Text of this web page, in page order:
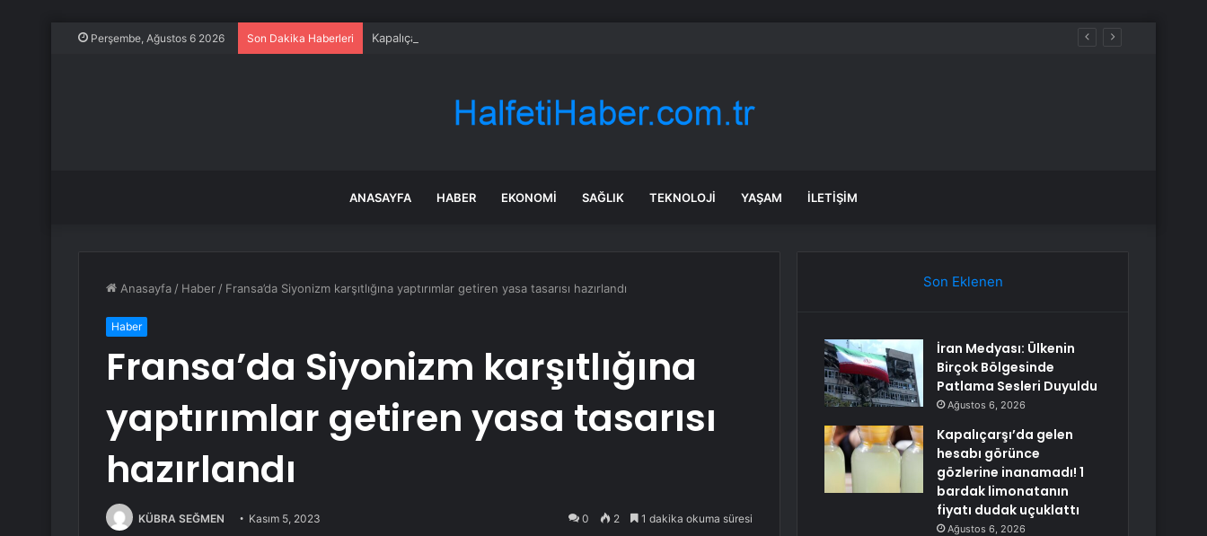
Perşembe, Ağustos 6 2026 Son Dakika Haberleri Kapalıçarşı’da gelen hesabı görünce gözlerine inanamadı! 1 bardak limonatanın fiyatı dudak uçuklattı
ANASAYFA HABER EKONOMI SAĞLIK TEKNOLOJI YAŞAM İLETIŞIM
Anasayfa / Haber / Fransa’da Siyonizm karşıtlığına yaptırımlar getiren yasa tasarısı hazırlandı
Haber
Fransa’da Siyonizm karşıtlığına
yaptırımlar getiren yasa tasarısı
hazırlandı
KÜBRA SEĞMEN Kasım 5, 2023 0 2 1 dakika okuma süresi
Son Eklenen
İran Medyası: Ülkenin
Birçok Bölgesinde
Patlama Sesleri Duyuldu
Ağustos 6, 2026
Kapalıçarşı’da gelen
hesabı görünce
gözlerine inanamadı! 1
bardak limonatanın
fiyatı dudak uçuklattı
Ağustos 6, 2026